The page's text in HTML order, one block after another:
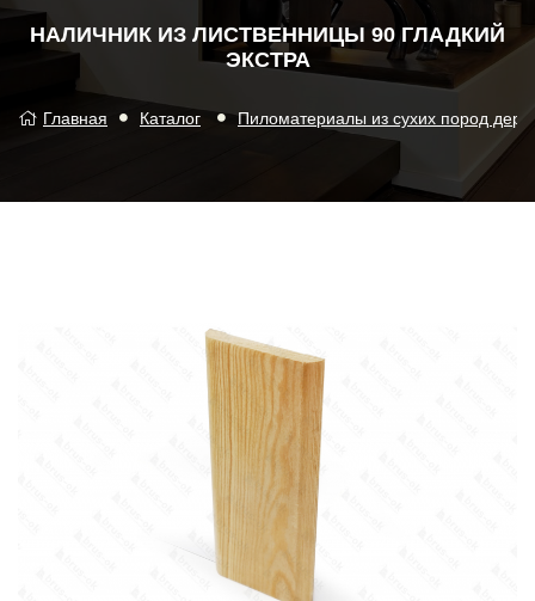
НАЛИЧНИК ИЗ ЛИСТВЕННИЦЫ 90 ГЛАДКИЙ
ЭКСТРА
Главная Каталог Пиломатериалы из сухих пород